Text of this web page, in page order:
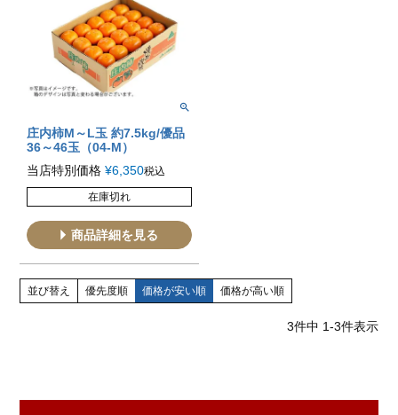
庄内柿M～L玉 約7.5kg/優品
36～46玉（04-M）
当店特別価格 ¥6,350税込
在庫切れ
商品詳細を見る
並び替え 優先度順 価格が安い順 価格が高い順
3件中 1-3件表示